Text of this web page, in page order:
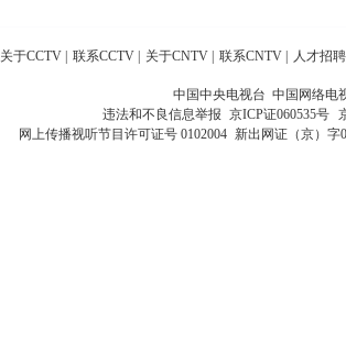
关于CCTV 联系CCTV 关于CNTV 联系CNTV 人才招聘
中国中央电视台 中国网络电
违法和不良信息举报 京ICP证060535号
网上传播视听节目许可证号 0102004 新出网证（京）